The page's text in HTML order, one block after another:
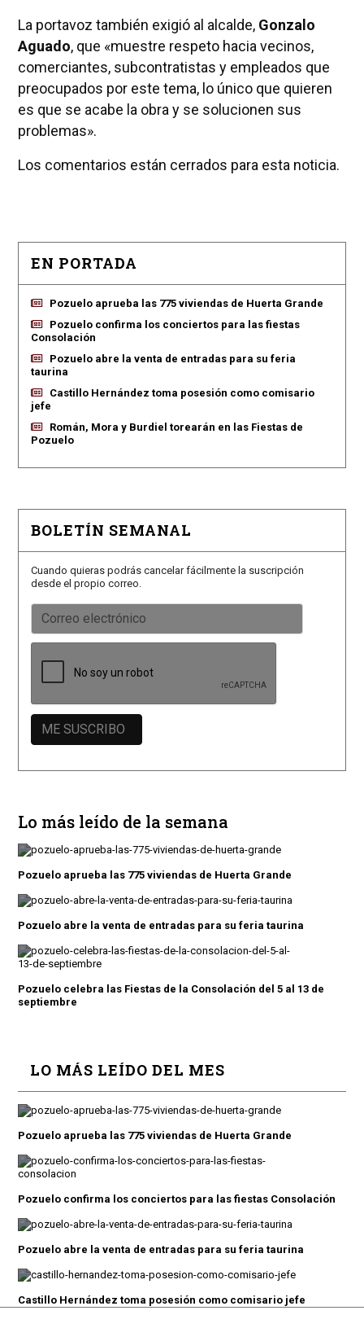
La portavoz también exigió al alcalde,Gonzalo
Aguado, que «muestre respeto hacia vecinos,
comerciantes, subcontratistas y empleados que
preocupados por este tema, lo único que quieren
es que se acabe la obra y se solucionen sus
problemas».
Los comentarios están cerrados para esta noticia.
EN PORTADA
Pozuelo aprueba las 775 viviendas de Huerta Grande
Pozuelo confirma los conciertos para las fiestas
Consolación
Pozuelo abre la venta de entradas para su feria
taurina
Castillo Hernández toma posesión como comisario
jefe
Román, Mora y Burdiel torearán en las Fiestas de
Pozuelo
BOLETÍN SEMANAL
Cuando quieras podrás cancelar fácilmente la suscripción
desde el propio correo.
Lo más leído de la semana
Pozuelo aprueba las 775 viviendas de Huerta Grande
Pozuelo abre la venta de entradas para su feria taurina
Pozuelo celebra las Fiestas de la Consolación del 5 al 13 de
septiembre
LO MÁS LEÍDO DEL MES
Pozuelo aprueba las 775 viviendas de Huerta Grande
Pozuelo confirma los conciertos para las fiestas Consolación
Pozuelo abre la venta de entradas para su feria taurina
Castillo Hernández toma posesión como comisario jefe